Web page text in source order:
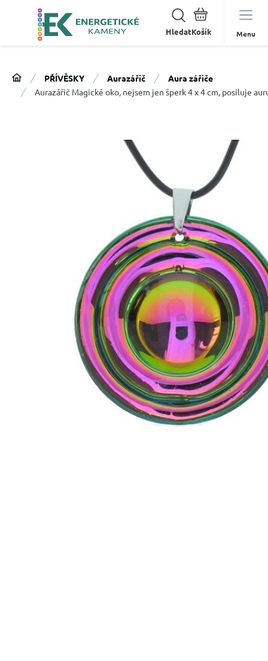
Hledat Menu
PŘÍVĚSKY Aurazářič
Aura zářiče
Aurazářič Magické oko, nejsem jen šperk 4 x 4 cm, posiluje